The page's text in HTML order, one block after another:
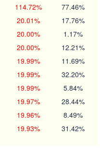
114.72% 77.46%
20.01% 17.76%
20.00% 1.17%
20.00% 12.21%
19.99% 11.69%
19.99% 32.20%
19.99% 5.84%
19.97% 28.44%
19.96% 8.49%
19.93% 31.42%